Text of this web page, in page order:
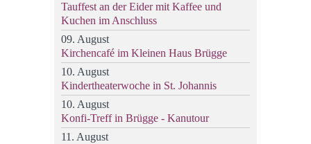
Tauffest an der Eider mit Kaffee und
Kuchen im Anschluss
09. August
Kirchencafé im Kleinen Haus Brügge
10. August
Kindertheaterwoche in St. Johannis
10. August
Konfi-Treff in Brügge - Kanutour
11. August